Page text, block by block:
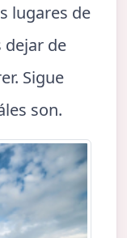
lugares de
dejar de
Sigue
son.